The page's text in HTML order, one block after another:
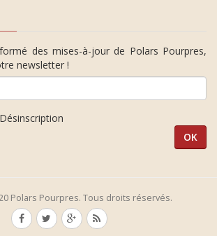
des mises-à-jour de Polars Pourpres,
newsletter !
Désinscription
Polars Pourpres. Tous droits réservés.